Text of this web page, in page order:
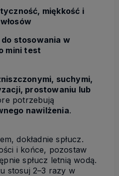
miękkość i
stosowania w
mini test
suchymi,
prostowaniu lub
potrzebują
nawilżenia.
dokładnie spłucz.
i końce, pozostaw
spłucz letnią wodą.
stosuj 2–3 razy w